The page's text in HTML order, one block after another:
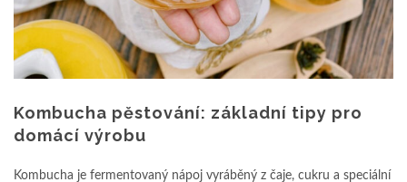
Kombucha pěstování: základní tipy pro
domácí výrobu
Kombucha je fermentovaný nápoj vyráběný z čaje, cukru a speciální